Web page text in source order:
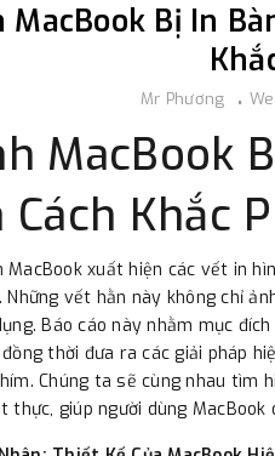
MacBook Bị In
Mr Phương
MacBook
Cách Khắc
xuất hiện các vết in
Những vết hằn này không chỉ
Báo cáo này nhằm mục
thời đưa ra các giải pháp
Chúng ta sẽ cùng nhau
thực, giúp người dùng